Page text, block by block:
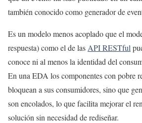
también conocido como generador de
Es un modelo menos acoplado que el
respuesta) como el de las API RESTful
conoce ni al menos la identidad del
En una EDA los componentes con pobre
bloquean a sus consumidores, sino que
son encolados, lo que facilita mejorar el
solución sin necesidad de rediseñar.